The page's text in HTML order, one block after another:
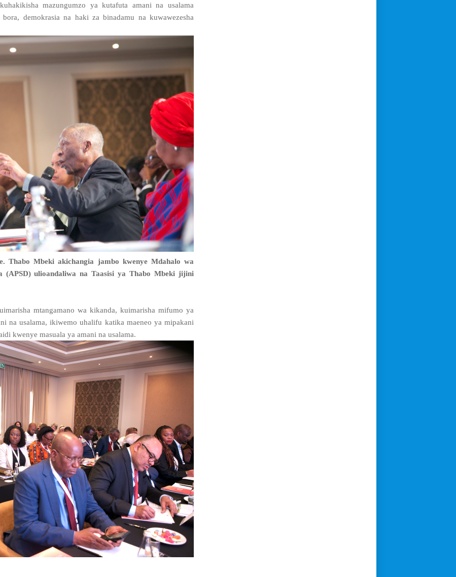
mazungumzo ya kutafuta amani na usalama
demokrasia na haki za binadamu na kuwawezesha
Thabo Mbeki akichangia jambo kwenye Mdahalo wa
(APSD) ulioandaliwa na Taasisi ya Thabo Mbeki jijini
mtangamano wa kikanda, kuimarisha mifumo ya
na usalama, ikiwemo uhalifu katika maeneo ya mipakani
kwenye masuala ya amani na usalama.